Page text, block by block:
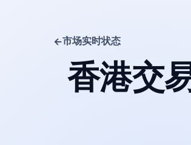
←市场实时状态
香港交